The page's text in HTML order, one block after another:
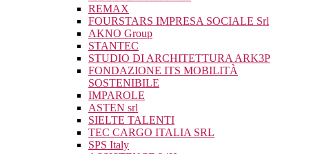
REMAX
FOURSTARS IMPRESA SOCIALE Srl
AKNO Group
STANTEC
STUDIO DI ARCHITETTURA ARK3P
FONDAZIONE ITS MOBILITÀ
SOSTENIBILE
IMPAROLE
ASTEN srl
SIELTE TALENTI
TEC CARGO ITALIA SRL
SPS Italy